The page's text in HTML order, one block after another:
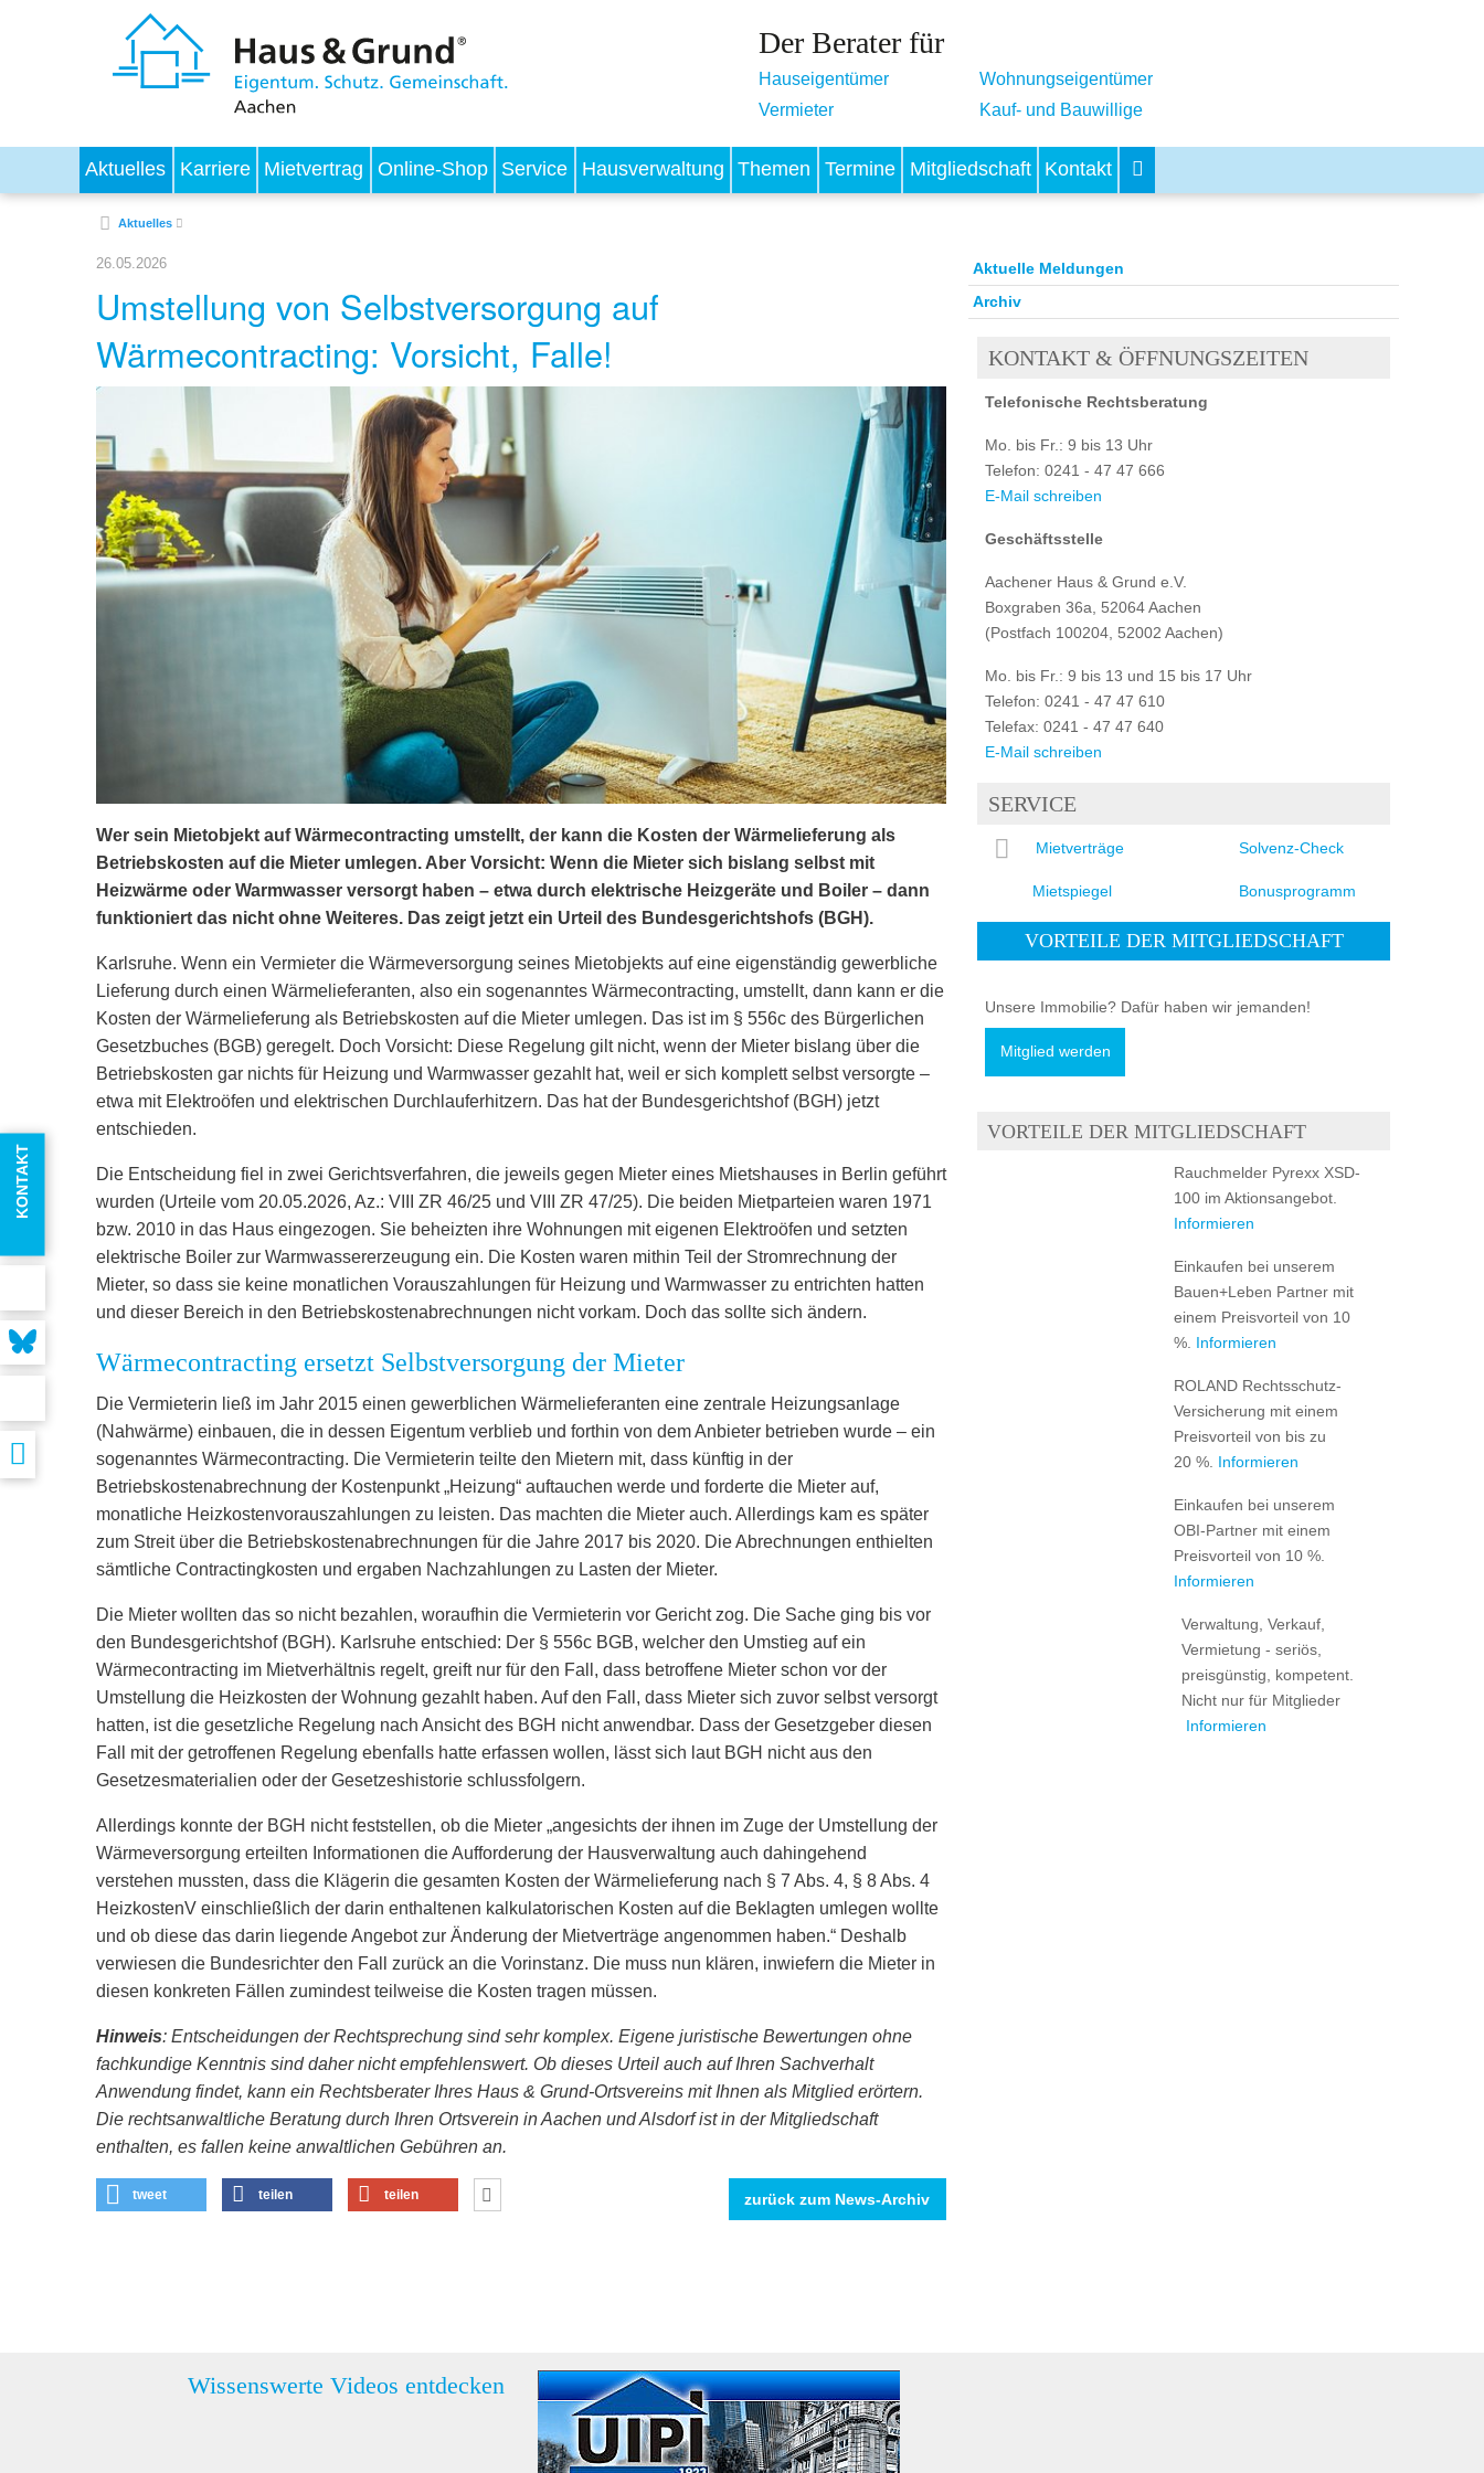
Der Berater für
Hauseigentümer
Wohnungseigentümer
Vermieter
Kauf- und Bauwillige
Aktuelles Karriere Mietvertrag Online-Shop Service Hausverwaltung Themen Termine Mitgliedschaft Kontakt
Aktuelles
26.05.2026
Umstellung von Selbstversorgung auf
Wärmecontracting: Vorsicht, Falle!
Wer sein Mietobjekt auf Wärmecontracting umstellt, der kann die Kosten der Wärmelieferung als
Betriebskosten auf die Mieter umlegen. Aber Vorsicht: Wenn die Mieter sich bislang selbst mit
Heizwärme oder Warmwasser versorgt haben – etwa durch elektrische Heizgeräte und Boiler – dann
funktioniert das nicht ohne Weiteres. Das zeigt jetzt ein Urteil des Bundesgerichtshofs (BGH).
Karlsruhe. Wenn ein Vermieter die Wärmeversorgung seines Mietobjekts auf eine eigenständig gewerbliche
Lieferung durch einen Wärmelieferanten, also ein sogenanntes Wärmecontracting, umstellt, dann kann er die
Kosten der Wärmelieferung als Betriebskosten auf die Mieter umlegen. Das ist im § 556c des Bürgerlichen
Gesetzbuches (BGB) geregelt. Doch Vorsicht: Diese Regelung gilt nicht, wenn der Mieter bislang über die
Betriebskosten gar nichts für Heizung und Warmwasser gezahlt hat, weil er sich komplett selbst versorgte –
etwa mit Elektroöfen und elektrischen Durchlauferhitzern. Das hat der Bundesgerichtshof (BGH) jetzt
entschieden.
Die Entscheidung fiel in zwei Gerichtsverfahren, die jeweils gegen Mieter eines Mietshauses in Berlin geführt
wurden (Urteile vom 20.05.2026, Az.: VIII ZR 46/25 und VIII ZR 47/25). Die beiden Mietparteien waren 1971
bzw. 2010 in das Haus eingezogen. Sie beheizten ihre Wohnungen mit eigenen Elektroöfen und setzten
elektrische Boiler zur Warmwassererzeugung ein. Die Kosten waren mithin Teil der Stromrechnung der
Mieter, so dass sie keine monatlichen Vorauszahlungen für Heizung und Warmwasser zu entrichten hatten
und dieser Bereich in den Betriebskostenabrechnungen nicht vorkam. Doch das sollte sich ändern.
Wärmecontracting ersetzt Selbstversorgung der Mieter
Die Vermieterin ließ im Jahr 2015 einen gewerblichen Wärmelieferanten eine zentrale Heizungsanlage
(Nahwärme) einbauen, die in dessen Eigentum verblieb und forthin von dem Anbieter betrieben wurde – ein
sogenanntes Wärmecontracting. Die Vermieterin teilte den Mietern mit, dass künftig in der
Betriebskostenabrechnung der Kostenpunkt „Heizung“ auftauchen werde und forderte die Mieter auf,
monatliche Heizkostenvorauszahlungen zu leisten. Das machten die Mieter auch. Allerdings kam es später
zum Streit über die Betriebskostenabrechnungen für die Jahre 2017 bis 2020. Die Abrechnungen enthielten
sämtliche Contractingkosten und ergaben Nachzahlungen zu Lasten der Mieter.
Die Mieter wollten das so nicht bezahlen, woraufhin die Vermieterin vor Gericht zog. Die Sache ging bis vor
den Bundesgerichtshof (BGH). Karlsruhe entschied: Der § 556c BGB, welcher den Umstieg auf ein
Wärmecontracting im Mietverhältnis regelt, greift nur für den Fall, dass betroffene Mieter schon vor der
Umstellung die Heizkosten der Wohnung gezahlt haben. Auf den Fall, dass Mieter sich zuvor selbst versorgt
hatten, ist die gesetzliche Regelung nach Ansicht des BGH nicht anwendbar. Dass der Gesetzgeber diesen
Fall mit der getroffenen Regelung ebenfalls hatte erfassen wollen, lässt sich laut BGH nicht aus den
Gesetzesmaterialien oder der Gesetzeshistorie schlussfolgern.
Allerdings konnte der BGH nicht feststellen, ob die Mieter „angesichts der ihnen im Zuge der Umstellung der
Wärmeversorgung erteilten Informationen die Aufforderung der Hausverwaltung auch dahingehend
verstehen mussten, dass die Klägerin die gesamten Kosten der Wärmelieferung nach § 7 Abs. 4, § 8 Abs. 4
HeizkostenV einschließlich der darin enthaltenen kalkulatorischen Kosten auf die Beklagten umlegen wollte
und ob diese das darin liegende Angebot zur Änderung der Mietverträge angenommen haben.“ Deshalb
verwiesen die Bundesrichter den Fall zurück an die Vorinstanz. Die muss nun klären, inwiefern die Mieter in
diesen konkreten Fällen zumindest teilweise die Kosten tragen müssen.
Hinweis: Entscheidungen der Rechtsprechung sind sehr komplex. Eigene juristische Bewertungen ohne
fachkundige Kenntnis sind daher nicht empfehlenswert. Ob dieses Urteil auch auf Ihren Sachverhalt
Anwendung findet, kann ein Rechtsberater Ihres Haus & Grund-Ortsvereins mit Ihnen als Mitglied erörtern.
Die rechtsanwaltliche Beratung durch Ihren Ortsverein in Aachen und Alsdorf ist in der Mitgliedschaft
enthalten, es fallen keine anwaltlichen Gebühren an.
tweet teilen teilen zurück zum News-Archiv
Aktuelle Meldungen
Archiv
KONTAKT & ÖFFNUNGSZEITEN
Telefonische Rechtsberatung
Mo. bis Fr.: 9 bis 13 Uhr
Telefon: 0241 - 47 47 666
E-Mail schreiben
Geschäftsstelle
Aachener Haus & Grund e.V.
Boxgraben 36a, 52064 Aachen
(Postfach 100204, 52002 Aachen)
Mo. bis Fr.: 9 bis 13 und 15 bis 17 Uhr
Telefon: 0241 - 47 47 610
Telefax: 0241 - 47 47 640
E-Mail schreiben
SERVICE
Mietverträge Solvenz-Check
Mietspiegel Bonusprogramm
VORTEILE DER MITGLIEDSCHAFT
Unsere Immobilie? Dafür haben wir jemanden!
Mitglied werden
VORTEILE DER MITGLIEDSCHAFT
Rauchmelder Pyrexx XSD-
100 im Aktionsangebot.
Informieren
Einkaufen bei unserem
Bauen+Leben Partner mit
einem Preisvorteil von 10
%. Informieren
ROLAND Rechtsschutz-
Versicherung mit einem
Preisvorteil von bis zu
20 %. Informieren
Einkaufen bei unserem
OBI-Partner mit einem
Preisvorteil von 10 %.
Informieren
Verwaltung, Verkauf,
Vermietung - seriös,
preisgünstig, kompetent.
Nicht nur für Mitglieder
Informieren
Wissenswerte Videos entdecken
KONTAKT